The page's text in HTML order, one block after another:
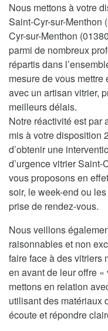
Nous mettons à votre
Saint-Cyr-sur-Menthon
Cyr-sur-Menthon
parmi de nombreux
répartis dans
mesure de vous
avec un artisan vitrier,
meilleurs délais.
Notre réactivité est par
mis à votre disposition
d’obtenir une
d’urgence vitrier
vous proposons en
soir, le week-end ou
prise de rendez-vous.
Nous veillons
raisonnables et non
faire face à des vitriers
en avant de leur offre
mettons en relation
utilisant des matériaux
écoute et répondre